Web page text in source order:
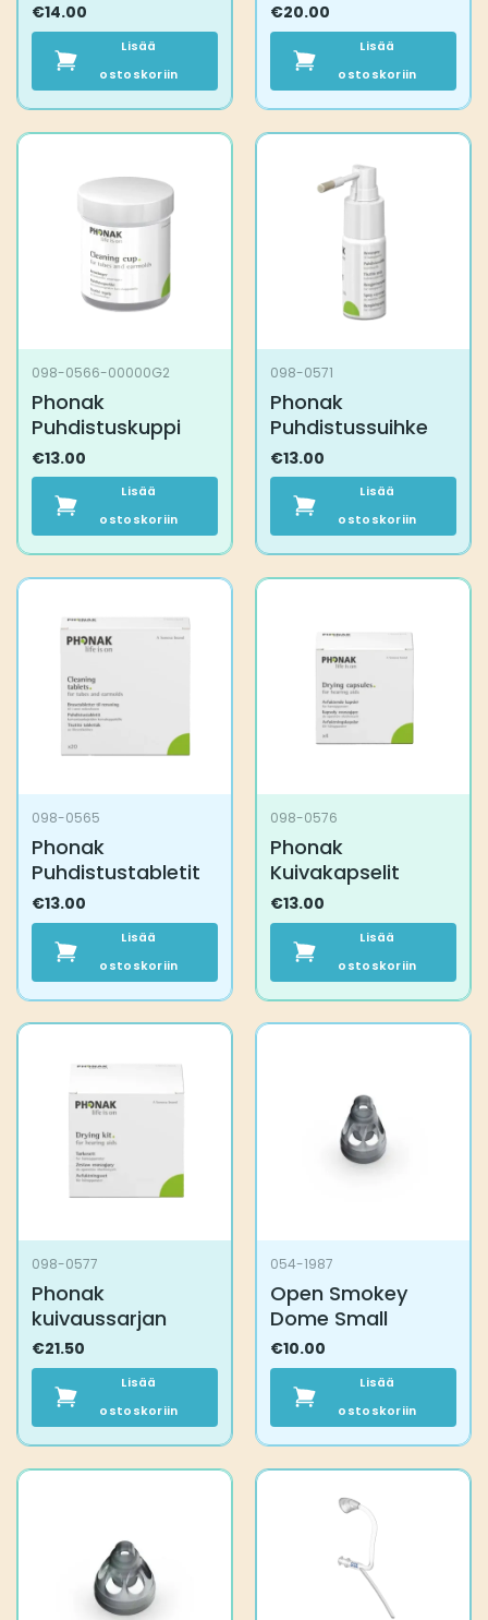
€14.00
Lisää
ostoskoriin
€20.00
Lisää
ostoskoriin
098-0566-00000G2
Phonak
Puhdistuskuppi
€13.00
Lisää
ostoskoriin
098-0571
Phonak
Puhdistussuihke
€13.00
Lisää
ostoskoriin
098-0565
Phonak
Puhdistustabletit
€13.00
Lisää
ostoskoriin
098-0576
Phonak
Kuivakapselit
€13.00
Lisää
ostoskoriin
098-0577
Phonak
kuivaussarjan
€21.50
Lisää
ostoskoriin
054-1987
Open Smokey
Dome Small
€10.00
Lisää
ostoskoriin